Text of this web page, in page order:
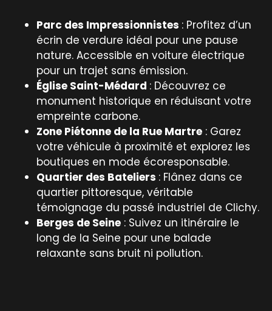
Parc des Impressionnistes : Profitez d’un
écrin de verdure idéal pour une pause
nature. Accessible en voiture électrique
pour un trajet sans émission.
Église Saint-Médard : Découvrez ce
monument historique en réduisant votre
empreinte carbone.
Zone Piétonne de la Rue Martre : Garez
votre véhicule à proximité et explorez les
boutiques en mode écoresponsable.
Quartier des Bateliers : Flânez dans ce
quartier pittoresque, véritable
témoignage du passé industriel de Clichy.
Berges de Seine : Suivez un itinéraire le
long de la Seine pour une balade
relaxante sans bruit ni pollution.